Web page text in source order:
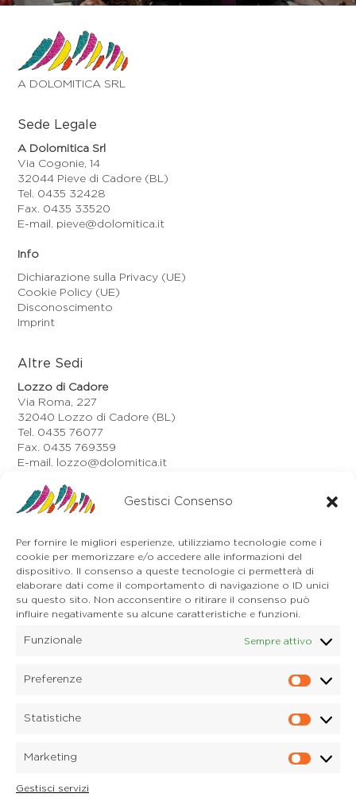
Gestisci Consenso
Per fornire le migliori esperienze, utilizziamo tecnologie come i
cookie per memorizzare e/o accedere alle informazioni del
dispositivo. Il consenso a queste tecnologie ci permetterà di
elaborare dati come il comportamento di navigazione o ID unici
su questo sito. Non acconsentire o ritirare il consenso può
influire negativamente su alcune caratteristiche e funzioni.
Funzionale Sempre attivo
Preferenze
Statistiche
Marketing
Gestisci servizi
A DOLOMITICA SRL
Sede Legale
A Dolomitica Srl
Via Cogonie, 14
32044 Pieve di Cadore (BL)
Tel. 0435 32428
Fax. 0435 33520
E-mail. pieve@dolomitica.it
Info
Dichiarazione sulla Privacy (UE)
Cookie Policy (UE)
Disconoscimento
Imprint
Altre Sedi
Lozzo di Cadore
Via Roma, 227
32040 Lozzo di Cadore (BL)
Tel. 0435 76077
Fax. 0435 769359
E-mail. lozzo@dolomitica.it
Auronzo di Cadore
Via Unione, 21/B
32041 Auronzo di Cadore (BL)
E-mail. auronzo@dolomitica.it
Cortina d'Ampezzo
32043 Cortina d'Ampezzo (BL)
Tel. 0436 4127
E-mail. pieve@dolomitica.it
S. Stefano di Cadore
32045 S. Stefano di Cadore - Comelico (BL)
32040 Candide di Comelico Superiore (BL)
E-mail. candide@dolomitica.it